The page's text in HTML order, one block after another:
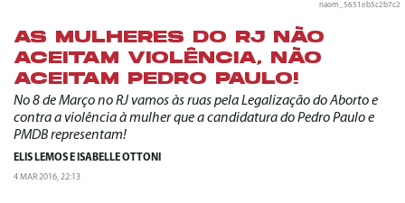
naom_5651eb5c2b7c2
AS MULHERES DO RJ NÃO
ACEITAM VIOLÊNCIA, NÃO
ACEITAM PEDRO PAULO!
No 8 de Março no RJ vamos às ruas pela Legalização do Aborto e
contra a violência à mulher que a candidatura do Pedro Paulo e
PMDB representam!
ELIS LEMOS E ISABELLE OTTONI
4 MAR 2016, 22:13